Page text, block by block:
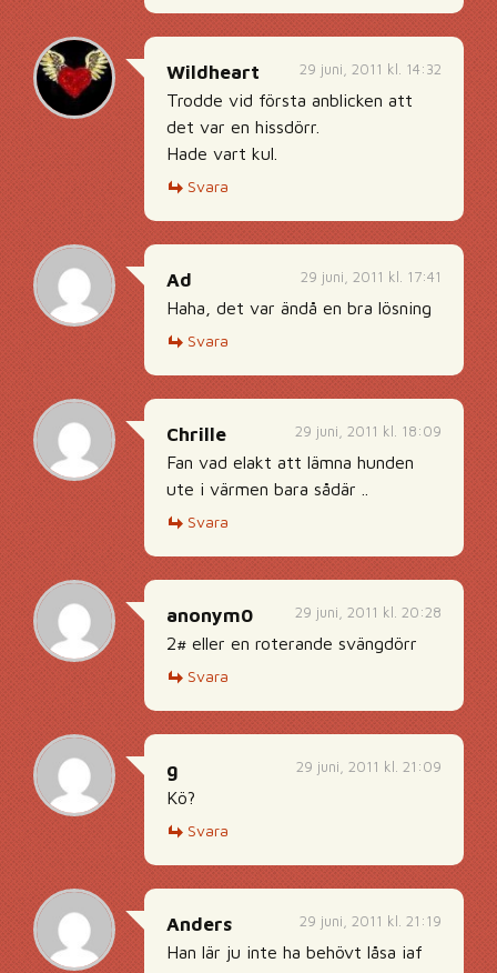
29 juni, 2011 kl. 14:32
Wildheart
Trodde vid första anblicken att
det var en hissdörr.
Hade vart kul.
Svara
29 juni, 2011 kl. 17:41
Ad
Haha, det var ändå en bra lösning
Svara
29 juni, 2011 kl. 18:09
Chrille
Fan vad elakt att lämna hunden
ute i värmen bara sådär ..
Svara
29 juni, 2011 kl. 20:28
anonym0
2# eller en roterande svängdörr
Svara
29 juni, 2011 kl. 21:09
g
Kö?
Svara
29 juni, 2011 kl. 21:19
Anders
Han lär ju inte ha behövt låsa iaf